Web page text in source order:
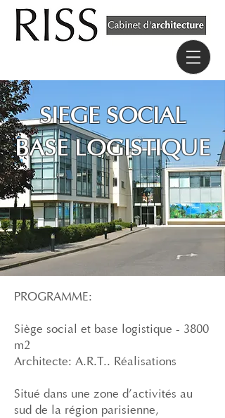
SIEGE SOCIAL
BASE LOGISTIQUE
PROGRAMME:
Siège social et base logistique - 3800
m2
Architecte: A.R.T.. Réalisations
Situé dans une zone d’activités au
sud de la région parisienne,